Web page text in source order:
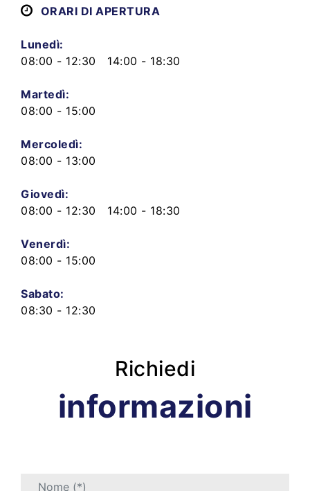
ORARI DI APERTURA
Lunedì:
08:00 - 12:30 14:00 - 18:30
Martedì:
08:00 - 15:00
Mercoledì:
08:00 - 13:00
Giovedì:
08:00 - 12:30 14:00 - 18:30
Venerdì:
08:00 - 15:00
Sabato:
08:30 - 12:30
Richiedi
informazioni